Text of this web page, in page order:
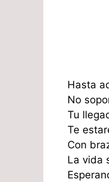
Hasta
No
Tu
Te
Con
La vida